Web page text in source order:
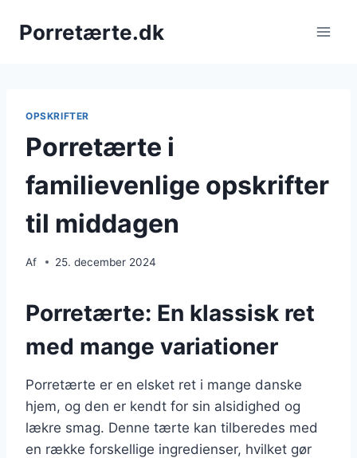
Porretærte.dk
OPSKRIFTER
Porretærte i
familievenlige opskrifter
til middagen
Af 25. december 2024
Porretærte: En klassisk ret
med mange variationer
Porretærte er en elsket ret i mange danske
hjem, og den er kendt for sin alsidighed og
lækre smag. Denne tærte kan tilberedes med
en række forskellige ingredienser, hvilket gør